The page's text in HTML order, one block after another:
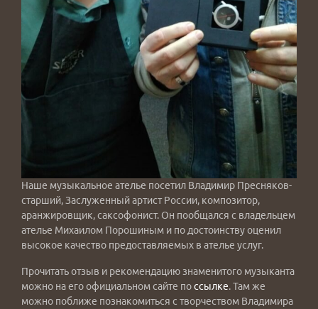
Наше музыкальное ателье посетил Владимир Пресняков-
старший, Заслуженный артист России, композитор,
аранжировщик, саксофонист. Он пообщался с владельцем
ателье Михаилом Порошиным и по достоинству оценил
высокое качество предоставляемых в ателье услуг.
Прочитать отзыв и рекомендацию знаменитого музыканта
можно на его официальном сайте поссылке. Там же
можно поближе познакомиться с творчеством Владимира